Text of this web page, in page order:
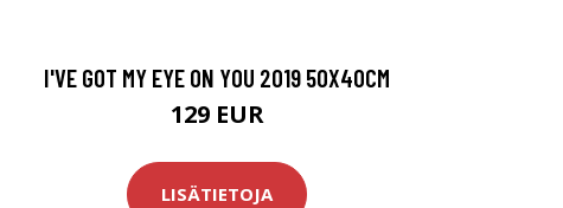
I'VE GOT MY EYE ON YOU 2019 50X40CM
129 EUR
LISÄTIETOJA